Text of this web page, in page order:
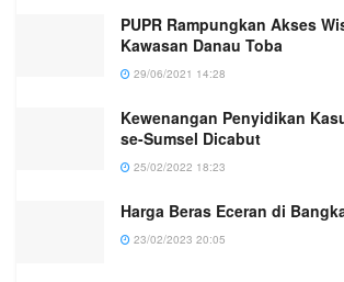
PUPR Rampungkan Akses
Kawasan Danau Toba
29/06/2021 14:28
Kewenangan Penyidikan
se-Sumsel Dicabut
25/02/2022 18:23
Harga Beras Eceran di
23/02/2023 20:05